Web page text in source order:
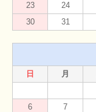
23
24
30
31
日 月
6
7